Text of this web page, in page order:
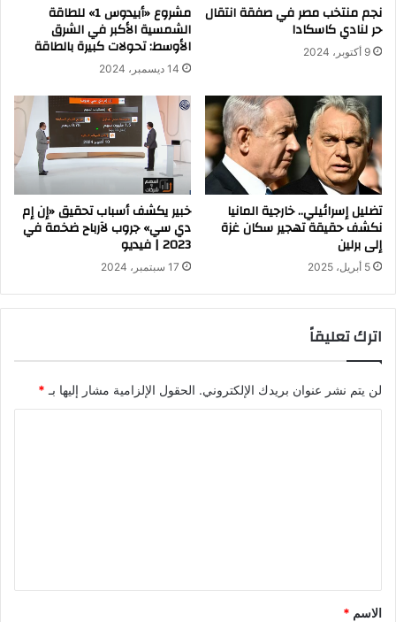
نجم منتخب مصر في صفقة انتقال
حر لنادي كاسكادا
9 أكتوبر، 2024
مشروع «أبيدوس 1» للطاقة
الشمسية الأكبر في الشرق
الأوسط: تحولات كبيرة بالطاقة
14 ديسمبر، 2024
تضليل إسرائيلي.. خارجية المانيا
نكشف حقيقة تهجير سكان غزة
إلى برلين
5 أبريل، 2025
خبير يكشف أسباب تحقيق «إن إم
دي سي» جروب لآرباح ضخمة في
2023 | فيديو
17 سبتمبر، 2024
اترك تعليقاً
لن يتم نشر عنوان بريدك الإلكتروني. الحقول الإلزامية مشار إليها بـ *
*
الاسم *